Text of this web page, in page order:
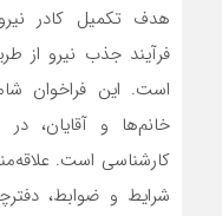
هدف تکمیل کادر
فرآیند جذب نیرو از
است. این فراخوان
خانم‌ها و آقایان،
کارشناسی است.
شرایط و ضوابط،